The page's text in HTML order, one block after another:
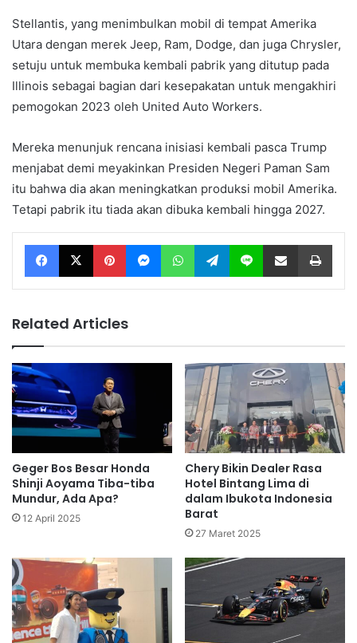
Stellantis, yang menimbulkan mobil di tempat Amerika
Utara dengan merek Jeep, Ram, Dodge, dan juga Chrysler,
setuju untuk membuka kembali pabrik yang ditutup pada
Illinois sebagai bagian dari kesepakatan untuk mengakhiri
pemogokan 2023 oleh United Auto Workers.
Mereka menunjuk rencana inisiasi kembali pasca Trump
menjabat demi meyakinkan Presiden Negeri Paman Sam
itu bahwa dia akan meningkatkan produksi mobil Amerika.
Tetapi pabrik itu tiada akan dibuka kembali hingga 2027.
Facebook X Pinterest Messenger WhatsApp Telegram Line Share via Email
Related Articles
Geger Bos Besar Honda
Shinji Aoyama Tiba-tiba
Mundur, Ada Apa?
12 April 2025
Chery Bikin Dealer Rasa
Hotel Bintang Lima di
dalam Ibukota Indonesia
Barat
27 Maret 2025